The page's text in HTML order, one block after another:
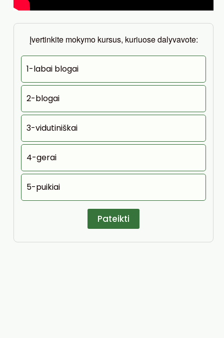
Įvertinkite mokymo kursus, kuriuose dalyvavote:
1-labai blogai
2-blogai
3-vidutiniškai
4-gerai
5-puikiai